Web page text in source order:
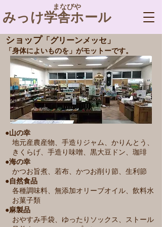
​ まなびや
みっけ学舎ホール
​ショップ 「グリーンメッセ」
​「身体によいものを」がモットーです。
●山の幸
地元産農産物、手造りジャム、かりんとう、
きくらげ、手造り味噌、黒大豆ドン、珈琲
●海の幸
かつお旨煮、若布、かつお削り節、生利節
●自然食品
各種調味料、無添加オリーブオイル、飲料水
お菓子類
●麻製品
おやすみ手袋、ゆったりソックス、ストール